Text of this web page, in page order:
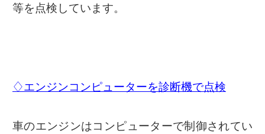
等を点検しています。
♢エンジンコンピューターを診断機で点検
車のエンジンはコンピューターで制御されてい